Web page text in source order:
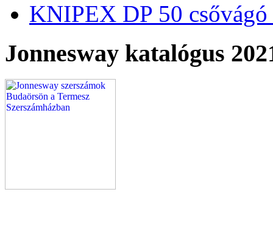
KNIPEX DP 50
Jonnesway katalógus